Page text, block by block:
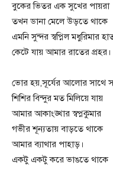
বুকের ভিতর এক সুখের পায়রা
তখন ডানা মেলে উড়তে থাকে
এমনি সুন্দর স্বপ্নিল মধুরিমার
কেটে যায় আমার রাতের প্রহর।
ভোর হয়,সূর্যের আলোর সাথে
শিশির বিন্দুর মত মিলিয়ে যায়
আমার আকাংঙ্খার স্বপ্নকুমার
গভীর শূন্যতায় বাড়তে থাকে
আমার ব্যাথার পাহাড়।
একটু একটু করে ভাঙতে থাকে